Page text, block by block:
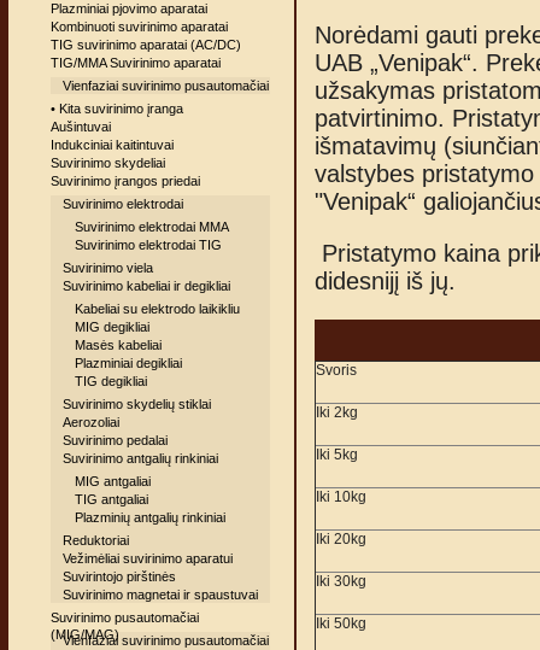
Plazminiai pjovimo aparatai
Kombinuoti suvirinimo aparatai
TIG suvirinimo aparatai (AC/DC)
TIG/MMA Suvirinimo aparatai
Vienfaziai suvirinimo pusautomačiai
• Kita suvirinimo įranga
Aušintuvai
Indukciniai kaitintuvai
Suvirinimo skydeliai
Suvirinimo įrangos priedai
Suvirinimo elektrodai
Suvirinimo elektrodai MMA
Suvirinimo elektrodai TIG
Suvirinimo viela
Suvirinimo kabeliai ir degikliai
Kabeliai su elektrodo laikikliu
MIG degikliai
Masės kabeliai
Plazminiai degikliai
TIG degikliai
Suvirinimo skydelių stiklai
Aerozoliai
Suvirinimo pedalai
Suvirinimo antgalių rinkiniai
MIG antgaliai
TIG antgaliai
Plazminių antgalių rinkiniai
Reduktoriai
Vežimėliai suvirinimo aparatui
Suvirintojo pirštinės
Suvirinimo magnetai ir spaustuvai
Suvirinimo pusautomačiai
(MIG/MAG)
Vienfaziai suvirinimo pusautomačiai
Norėdami gauti
UAB „Venipak“.
užsakymas
patvirtinimo.
išmatavimų
valstybes
"Venipak“
Pristatymo kaina
didesnijį iš jų.
Svoris
Iki 2kg
Iki 5kg
Iki 10kg
Iki 20kg
Iki 30kg
Iki 50kg